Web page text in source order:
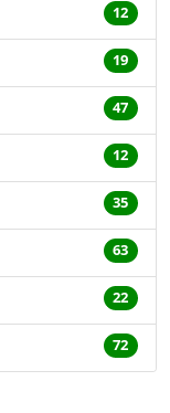
12
19
47
12
35
63
22
72